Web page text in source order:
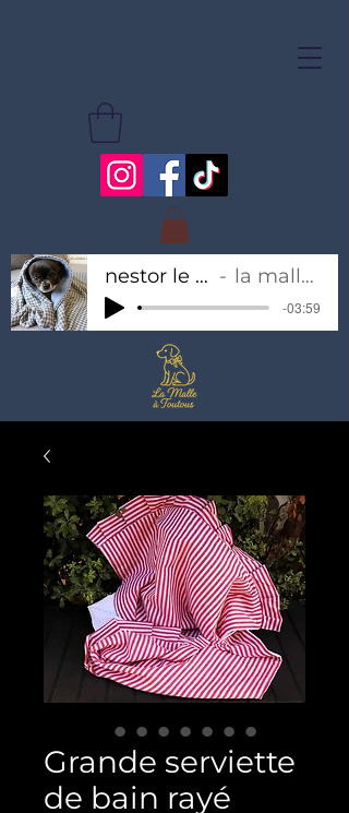
nestor le chihuahua la malle à toutous
-03:59
Grande serviette
de bain rayé